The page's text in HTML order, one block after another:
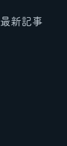
最新記事